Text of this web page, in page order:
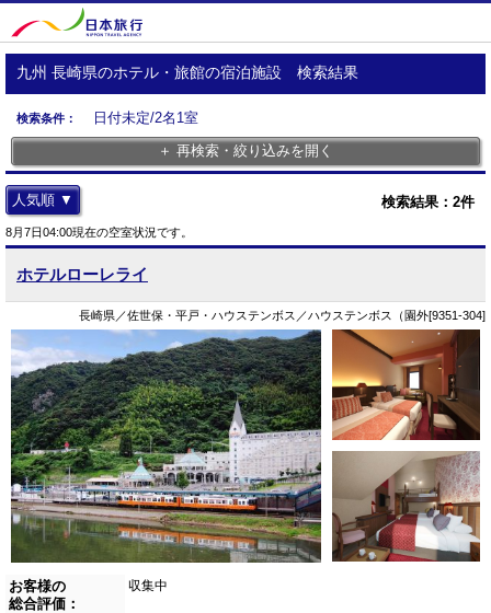
九州 長崎県のホテル・旅館の宿泊施設 検索結果
検索条件：
日付未定/2名1室
＋ 再検索・絞り込みを開く
検索結果： 2件
人気順 ▼
8月7日04:00現在の空室状況です。
ホテルローレライ
長崎県／佐世保・平戸・ハウステンボス／ハウステンボス（園外[9351-304]
お客様の
総合評価：
収集中